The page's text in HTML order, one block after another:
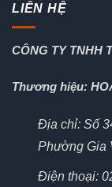
LIÊN HỆ
CÔNG TY TNHH
Thương hiệu:
Địa chỉ: Số
Phường Gia
Điện thoại: